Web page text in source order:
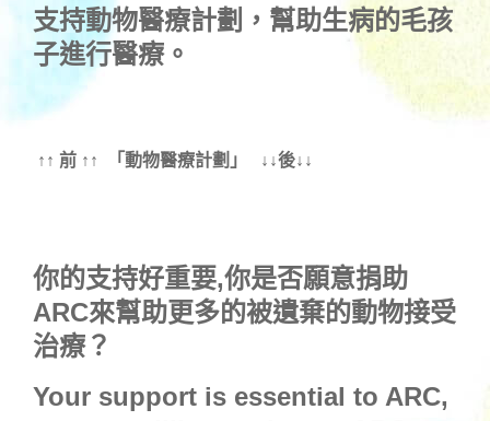
支持動物醫療計劃 ，幫助生病的毛孩
子進行醫療。
↑↑ 前 ↑↑ 「動物醫療計劃」 ↓↓後↓↓
你的支持好重要,你是否願意捐助
ARC來幫助更多的被遺棄的動物接受
治療？
Your support is essential to ARC,